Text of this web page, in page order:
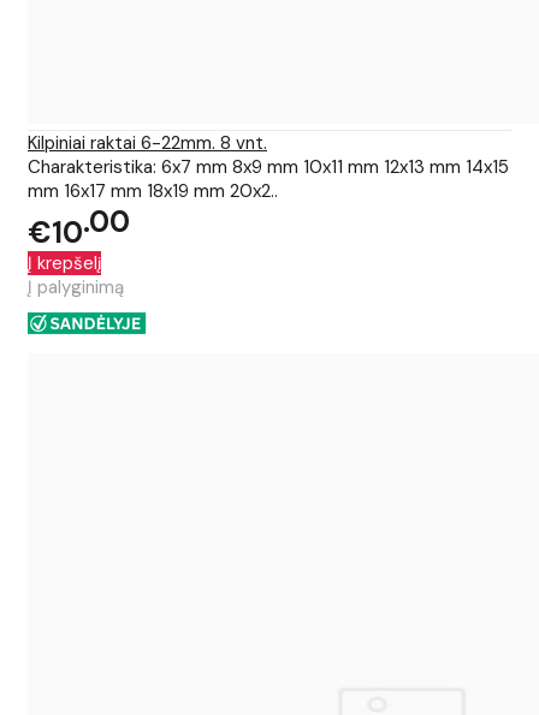
Kilpiniai raktai 6-22mm. 8 vnt.
Charakteristika: 6x7 mm 8x9 mm 10x11 mm 12x13 mm 14x15
mm 16x17 mm 18x19 mm 20x2..
€10 00
Į krepšelį
Į palyginimą